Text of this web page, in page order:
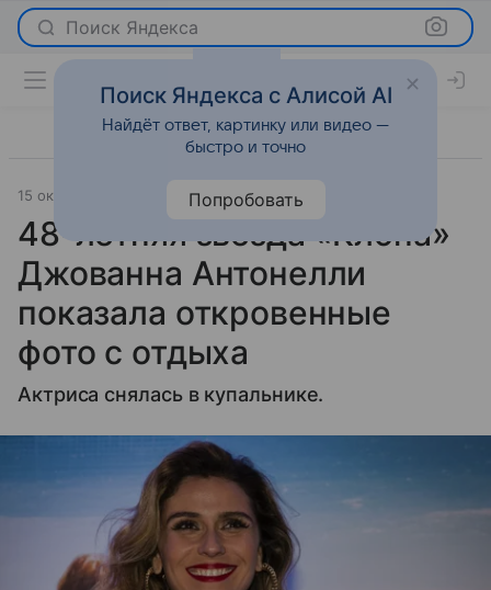
Поиск Яндекса
15 октября 2024 Lenta.Ru Светская жизнь
48-летняя звезда «Клона»
Джованна Антонелли
показала откровенные
фото с отдыха
Актриса снялась в купальнике.
Поиск Яндекса с Алисой AI
Найдёт ответ, картинку или видео —
быстро и точно
Попробовать